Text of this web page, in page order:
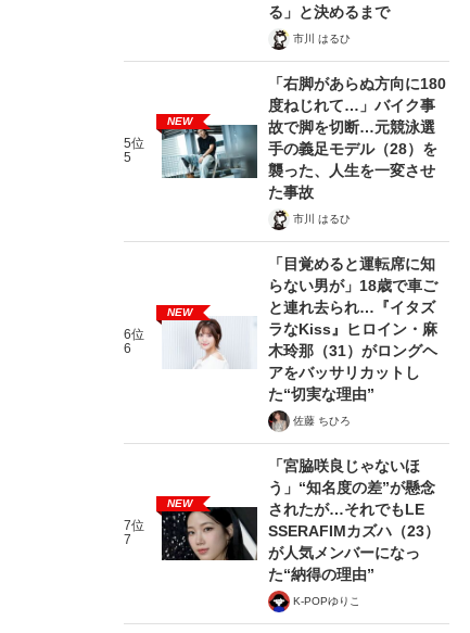
る」と決めるまで
市川 はるひ
5位
5
NEW
「右脚があらぬ方向に180
度ねじれて…」バイク事
故で脚を切断…元競泳選
手の義足モデル（28）を
襲った、人生を一変させ
た事故
市川 はるひ
6位
6
NEW
「目覚めると運転席に知
らない男が」18歳で車ご
と連れ去られ…『イタズ
ラなKiss』ヒロイン・麻
木玲那（31）がロングヘ
アをバッサリカットし
た“切実な理由”
佐藤 ちひろ
7位
7
NEW
「宮脇咲良じゃないほ
う」“知名度の差”が懸念
されたが…それでもLE
SSERAFIMカズハ（23）
が人気メンバーになっ
た“納得の理由”
K-POPゆりこ